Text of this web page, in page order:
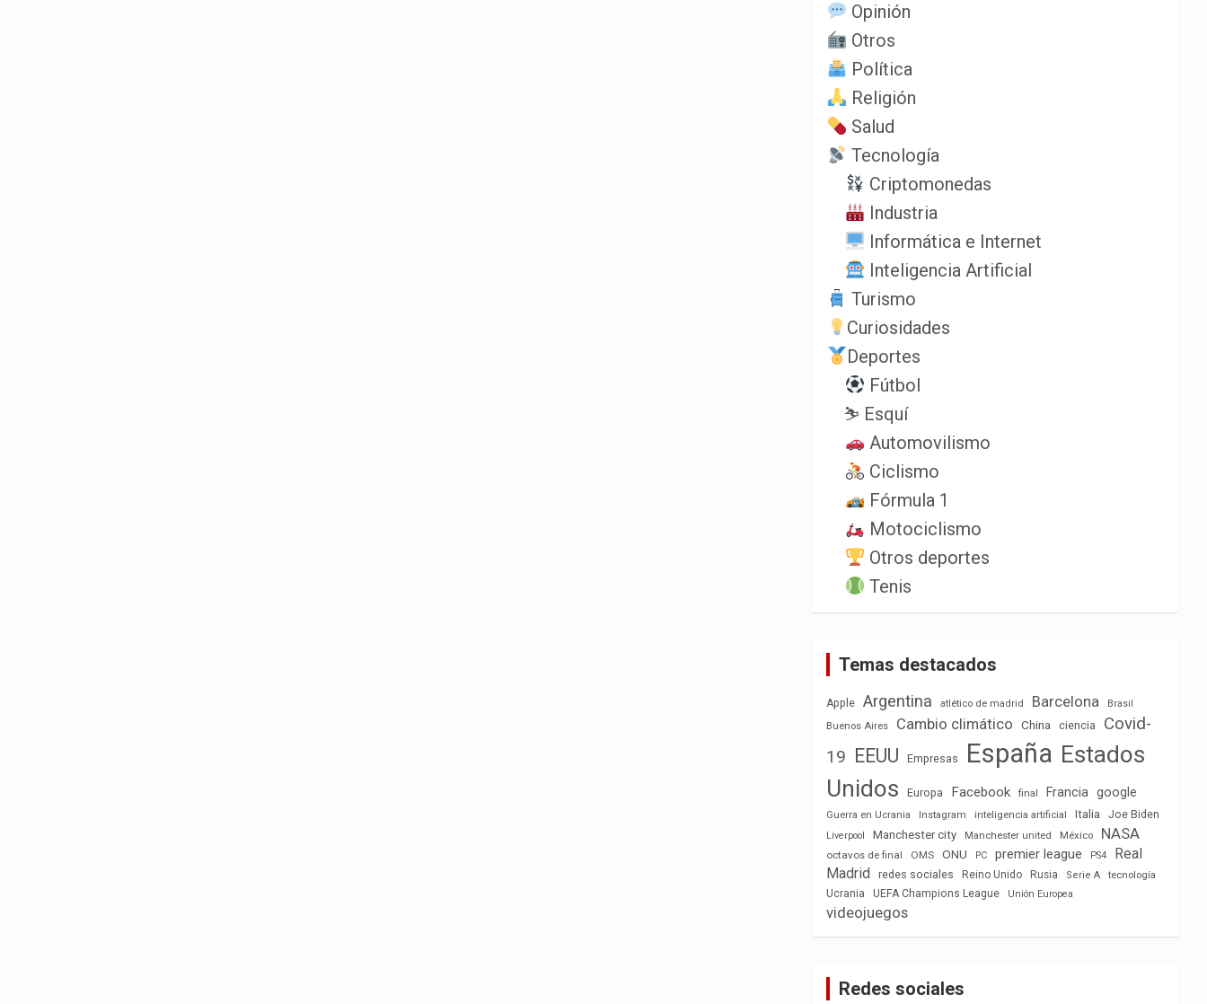
Opinión
Otros
Política
Religión
Salud
Tecnología
Criptomonedas
Industria
Informática e Internet
Inteligencia Artificial
Turismo
Curiosidades
Deportes
Fútbol
⛷️ Esquí
Automovilismo
Ciclismo
Fórmula 1
Motociclismo
Otros deportes
Tenis
Temas destacados
Apple Argentina atlético de madrid Barcelona
Brasil
Buenos Aires
Cambio climático China ciencia
Covid-
19
EEUU Empresas España Estados
Unidos
Europa Facebook final Francia google
Guerra en Ucrania Instagram inteligencia artificial Italia Joe Biden
Liverpool Manchester city Manchester united México NASA
octavos de final OMS ONU PC premier league PS4
Real
Madrid
redes sociales Reino Unido Rusia Serie A
tecnología
Ucrania
UEFA Champions League Unión Europea
videojuegos
Redes sociales